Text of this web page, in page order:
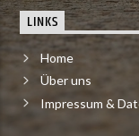
LINKS
Home
Über uns
Impressum &